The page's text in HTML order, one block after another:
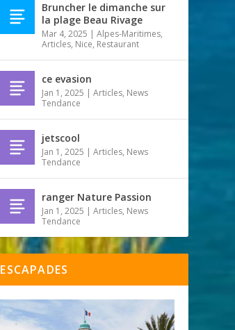
Bruncher le dimanche sur
la plage Beau Rivage
Mar 4, 2025 |Alpes-Maritimes,
Articles, Nice, Restaurant
ce evasion
Jan 1, 2025 |Articles, News
Tendance
jetscool
Jan 1, 2025 |Articles, News
Tendance
ranger Nature Passion
Jan 1, 2025 |Articles, News
Tendance
ESCAPADES